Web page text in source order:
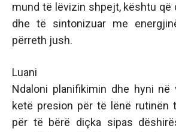
mund të lëvizin shpejt, kështu që
dhe të sintonizuar me
përreth jush.
Luani
Ndaloni planifikimin dhe hyni në
ketë presion për të lënë rutinën
për të bërë diçka sipas